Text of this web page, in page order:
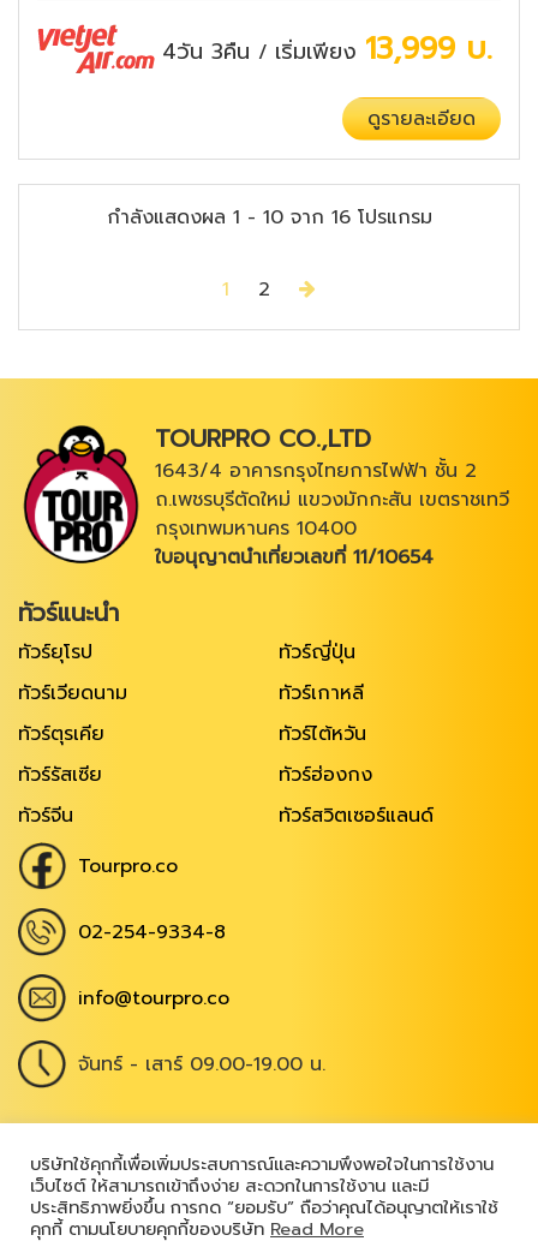
4วัน 3คืน / เริ่มเพียง 13,999 บ.
ดูรายละเอียด
กำลังแสดงผล 1 - 10จาก 16โปรแกรม
1 2
บริษัทใช้คุกกี้เพื่อเพิ่มประสบการณ์และความพึงพอใจในการใช้งาน
เว็บไซต์ ให้สามารถเข้าถึงง่าย สะดวกในการใช้งาน และมี
ประสิทธิภาพยิ่งขึ้น การกด “ยอมรับ” ถือว่าคุณได้อนุญาตให้เราใช้
คุกกี้ ตามนโยบายคุกกี้ของบริษัท Read More
TOURPRO CO.,LTD
1643/4 อาคารกรุงไทยการไฟฟ้า ชั้น 2
ถ.เพชรบุรีตัดใหม่ แขวงมักกะสัน เขตราชเทวี
กรุงเทพมหานคร 10400
ใบอนุญาตนำเที่ยวเลขที่ 11/10654
ทัวร์แนะนำ
ทัวร์ยุโรป
ทัวร์ญี่ปุ่น
ทัวร์เวียดนาม
ทัวร์เกาหลี
ทัวร์ตุรเคีย
ทัวร์ไต้หวัน
ทัวร์รัสเซีย
ทัวร์ฮ่องกง
ทัวร์จีน
ทัวร์สวิตเซอร์แลนด์
Tourpro.co
02-254-9334-8
info@tourpro.co
จันทร์ - เสาร์ 09.00-19.00 น.
Copyright @ 2026 , All Rights Reserved|
เข้าสู่ระบบ